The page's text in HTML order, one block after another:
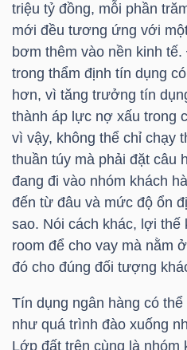
triệu tỷ đồng, mỗi phần
mới đều tương ứng với
bơm thêm vào nền kinh
trong thẩm định tín dụng
hơn, vì tăng trưởng tín
thành áp lực nợ xấu trong
vì vậy, không thể chỉ chạy
thuần túy mà phải đặt câu
đang đi vào nhóm khách
đến từ đâu và mức độ ổn
sao. Nói cách khác, lợi
room để cho vay mà nằm
đó cho đúng đối tượng
Tín dụng ngân hàng có
như quá trình đào xuống
Lớp đất trên cùng là nhóm
NGÀNH
DOANH
NGHIỆP
CỔ
SINH